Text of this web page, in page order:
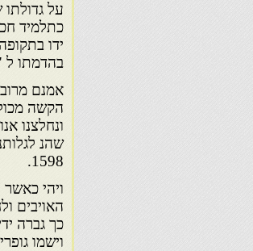
על גדולתו
כתלמיד
ידו
בהדמתו ל
אמנם
הקשה
ונחלצנו
שהנ
1598.
ויהי כאשר
האויבים
כך גברה
וישמו